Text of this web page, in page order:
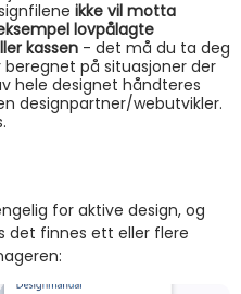
ikke vil motta
lovpålagte
kassen - det må du ta deg
beregnet på situasjoner der
hele designet håndteres
designpartner/webutvikler.
for aktive design, og
det finnes ett eller flere